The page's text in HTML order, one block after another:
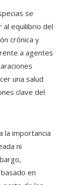
se
al equilibrio del
crónica y
a agentes
una salud
clave del
la importancia
ni
en